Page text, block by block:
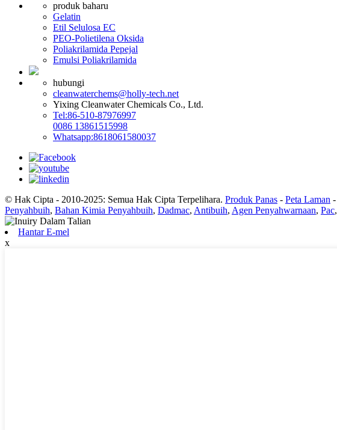
produk baharu
Gelatin
Etil Selulosa EC
PEO-Polietilena Oksida
Poliakrilamida Pepejal
Emulsi Poliakrilamida
hubungi
cleanwaterchems@holly-tech.net
Yixing Cleanwater Chemicals Co., Ltd.
Tel:86-510-87976997
0086 13861515998
Whatsapp:8618061580037
© Hak Cipta - 2010-2025: Semua Hak Cipta Terpelihara. Produk Panas - Peta Laman -
Penyahbuih, Bahan Kimia Penyahbuih, Dadmac, Antibuih, Agen Penyahwarnaan, Pac,
Hantar E-mel
x